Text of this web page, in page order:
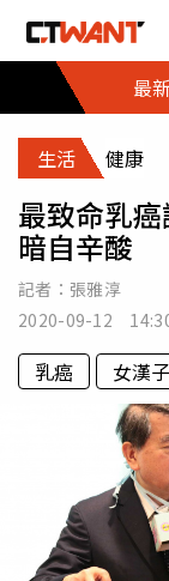
最新
生活 健康
最致命乳
暗自辛酸
記者： 張雅淳
2020-09-12
乳癌 女漢子